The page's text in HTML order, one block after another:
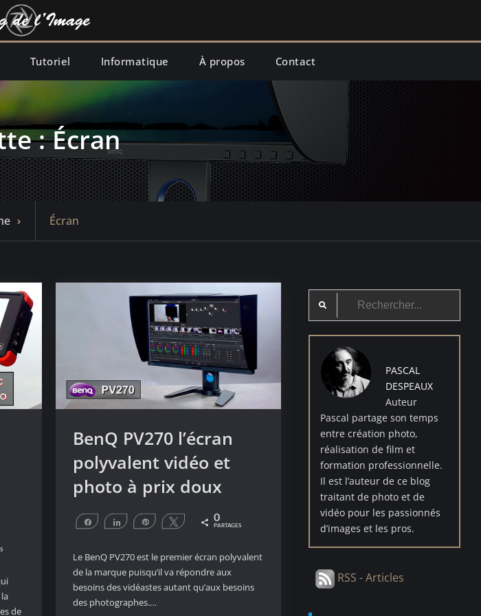
Tutoriel Informatique À propos Contact
:Écran
Posts
tagged
Écran
de
BenQ PV270 l’écran
polyvalent vidéo et
photo à prix doux
Partagez Partagez Épingle Tweetez 0
PARTAGES
Le BenQ PV270 est le premier écran polyvalent
de la marque puisqu’il va répondre aux
besoins des vidéastes autant qu’aux besoins
des photographes.…
Search
PASCAL
DESPEAUX
Auteur
Pascal partage son temps
entre création photo,
réalisation de film et
formation professionnelle.
Il est l’auteur de ce blog
traitant de photo et de
vidéo pour les passionnés
d’images et les pros.
RSS - Articles